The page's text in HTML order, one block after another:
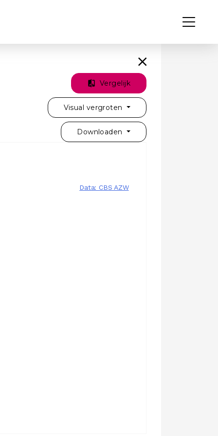
Vergelijk
Visual vergroten
Downloaden